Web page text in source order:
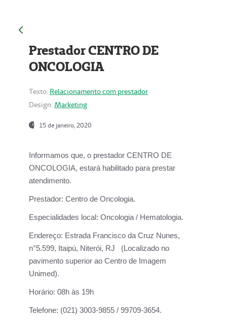
Prestador CENTRO DE
ONCOLOGIA
Texto: Relacionamento com prestador
Design: Marketing
15 de janeiro, 2020
Informamos que, o prestador CENTRO DE
ONCOLOGIA, estará habilitado para prestar
atendimento.
Prestador: Centro de Oncologia.
Especialidades local: Oncologia / Hematologia.
Endereço: Estrada Francisco da Cruz Nunes,
n°5.599, Itaipú, Niterói, RJ (Localizado no
pavimento superior ao Centro de Imagem
Unimed).
Horário: 08h às 19h
Telefone: (021) 3003-9855 / 99709-3654.